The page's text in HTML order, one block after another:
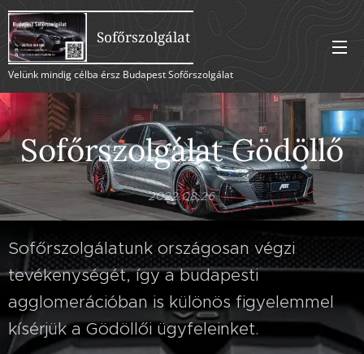
Sofőrszolgálat
Velünk mindig célba érsz Budapest Sofőrszolgálat
Sofőrszolgálat Gödöllő
2022.08.26
Sofőrszolgálatunk országosan végzi
tevékenységét, így a budapesti
agglomerációban is különös figyelemmel
kísérjük a Gödöllői ügyfeleinket.